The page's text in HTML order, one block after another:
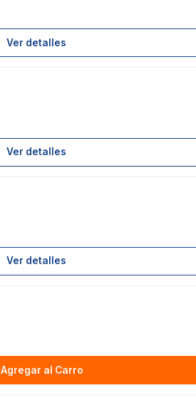
Ver detalles
Ver detalles
Ver detalles
Agregar al Carro